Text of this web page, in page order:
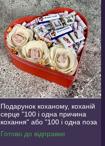
Подарунок коханому, коханій
серце "100 і одна причина
кохання" або "100 і одна поза
камасутри". Подарунок
коханому, коханій
Готово до відправки